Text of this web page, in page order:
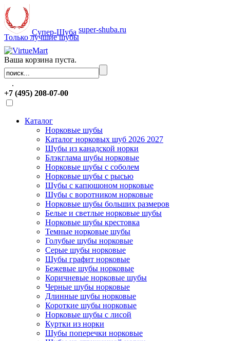
Супер-Шуба super-shuba.ru
Только лучшие шубы
Ваша корзина пуста.
.
+7 (495) 208-07-00
Каталог
Норковые шубы
Каталог норковых шуб 2026 2027
Шубы из канадской норки
Блэкглама шубы норковые
Норковые шубы с соболем
Норковые шубы с рысью
Шубы с капюшоном норковые
Шубы с воротником норковые
Норковые шубы больших размеров
Белые и светлые норковые шубы
Норковые шубы крестовка
Темные норковые шубы
Голубые шубы норковые
Серые шубы норковые
Шубы графит норковые
Бежевые шубы норковые
Коричневые норковые шубы
Черные шубы норковые
Длинные шубы норковые
Короткие шубы норковые
Норковые шубы с лисой
Куртки из норки
Шубы поперечки норковые